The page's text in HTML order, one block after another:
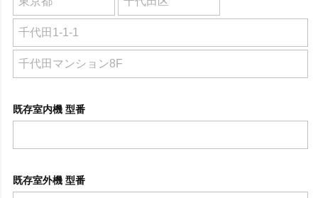
既存室内機 型番
既存室外機 型番